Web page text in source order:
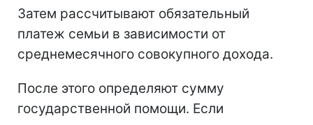
Затем рассчитывают обязательный
платеж семьи в зависимости от
среднемесячного совокупного дохода.
После этого определяют сумму
государственной помощи. Если